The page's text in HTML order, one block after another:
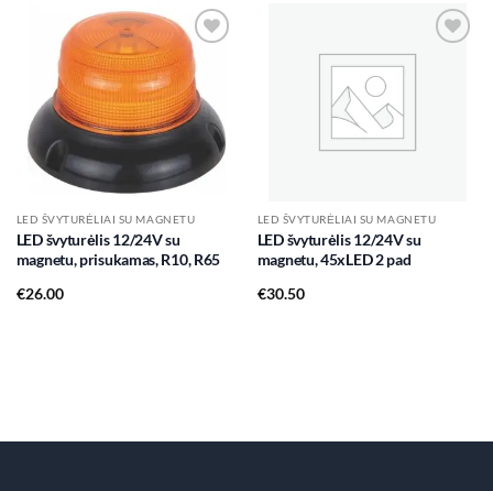
Add to
wishlist
LED ŠVYTURĖLIAI SU MAGNETU
LED švyturėlis 12/24V su
magnetu, prisukamas, R10, R65
€26.00
LED ŠVYTURĖLIAI SU MAGNETU
LED švyturėlis 12/24V su
magnetu, 45xLED 2 pad
€30.50